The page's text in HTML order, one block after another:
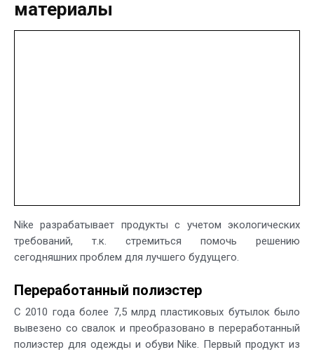
материалы
Nike разрабатывает продукты с учетом экологических
требований, т.к. стремиться помочь решению
сегодняшних проблем для лучшего будущего.
Переработанный полиэстер
С 2010 года более 7,5 млрд пластиковых бутылок было
вывезено со свалок и преобразовано в переработанный
полиэстер для одежды и обуви Nike. Первый продукт из